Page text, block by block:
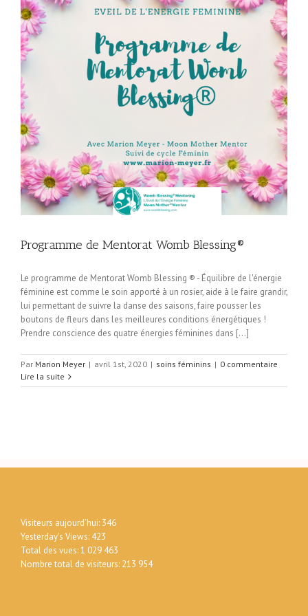
Programme de Mentorat Womb Blessing®
Le programme de Mentorat Womb Blessing ® - Équilibre de l'énergie
féminine est comme le soin apporté à un rosier, aide à le faire grandir,
lui permettant de suivre la danse des saisons, faire pousser les
boutons de fleurs dans les meilleures conditions énergétiques !
Prendre conscience des quatre énergies féminines dans [...]
Par Marion Meyer | avril 1st, 2020 | soins féminins | 0 commentaire
Lire la suite
Visiteurs aujourd’hui: 346
Yesterday's Views: 423
Total des vues:1 029 463
Nombre total de visiteurs: 213 954